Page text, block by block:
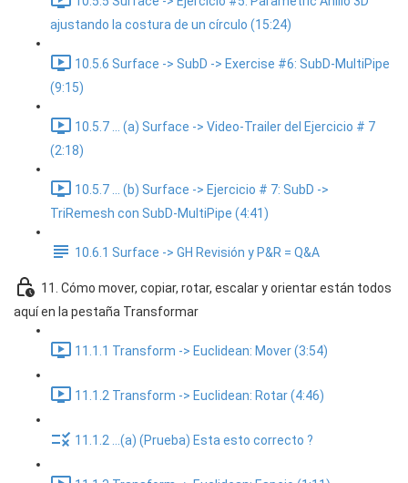
ajustando la costura de un círculo (15:24)
10.5.6 Surface -> SubD -> Exercise #6: SubD-MultiPipe
(9:15)
10.5.7 ... (a) Surface -> Video-Trailer del Ejercicio # 7
(2:18)
10.5.7 ... (b) Surface -> Ejercicio # 7: SubD ->
TriRemesh con SubD-MultiPipe (4:41)
10.6.1 Surface -> GH Revisión y P&R = Q&A
11. Cómo mover, copiar, rotar, escalar y orientar están todos
aquí en la pestaña Transformar
11.1.1 Transform -> Euclidean: Mover (3:54)
11.1.2 Transform -> Euclidean: Rotar (4:46)
11.1.2 ...(a) (Prueba) Esta esto correcto ?